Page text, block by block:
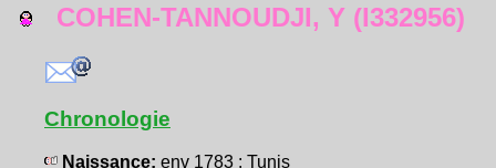
COHEN-TANNOUDJI, Y (I332956)
Chronologie
Naissance: env 1783 : Tunis